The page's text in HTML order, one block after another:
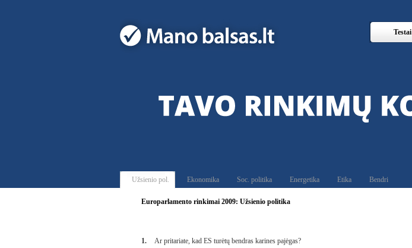
Testai
Užsienio pol. Ekonomika Soc. politika Energetika Etika Bendri
Europarlamento rinkimai 2009: Užsienio politika
1. Ar pritariate, kad ES turėtų bendras karines pajėgas?